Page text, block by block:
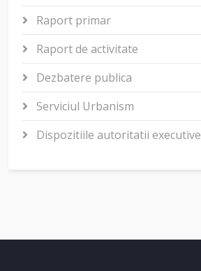
Raport primar
Raport de activitate
Dezbatere publica
Serviciul Urbanism
Dispozitiile autoritatii executive